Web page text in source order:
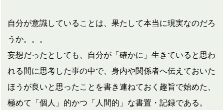
自分が意識していることは、果たして本当に現実なのだろ
うか。。。
妄想だったとしても、自分が「確かに」生きていると思わ
れる間に思考した事の中で、身内や関係者へ伝えておいた
ほうが良いと思ったことを書き連ねておく趣旨で始めた、
極めて「個人」的かつ「人間的」な書置・記録である。